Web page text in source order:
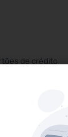
de crédito